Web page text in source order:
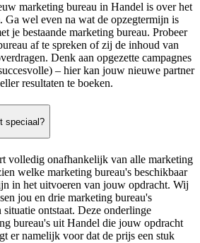
marketing bureau in Handel is over het
Ga wel even na wat de opzegtermijn is
je bestaande marketing bureau. Probeer
af te spreken of zij de inhoud van
Denk aan opgezette campagnes
– hier kan jouw nieuwe partner
resultaten te boeken.
speciaal?
volledig onafhankelijk van alle marketing
welke marketing bureau's beschikbaar
in het uitvoeren van jouw opdracht. Wij
jou en drie marketing bureau's
ontstaat. Deze onderlinge
bureau's uit Handel die jouw opdracht
er namelijk voor dat de prijs een stuk